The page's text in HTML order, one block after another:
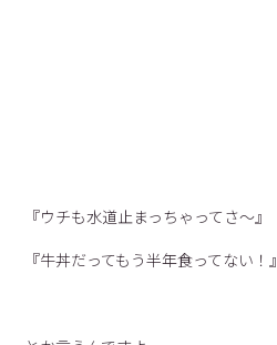
『ウチも水道止まっちゃってさ〜』
『牛丼だってもう半年食ってない！』